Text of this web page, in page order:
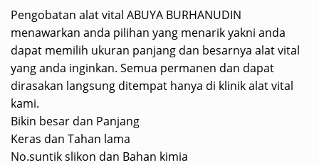
Pengobatan alat vital ABUYA BURHANUDIN
menawarkan anda pilihan yang menarik yakni anda
dapat memilih ukuran panjang dan besarnya alat vital
yang anda inginkan. Semua permanen dan dapat
dirasakan langsung ditempat hanya di klinik alat vital
kami.
Bikin besar dan Panjang
Keras dan Tahan lama
No.suntik slikon dan Bahan kimia